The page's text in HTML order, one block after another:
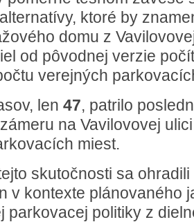
ktoré by
domu z
od pôvodnej verzie
verejných
len 47, patrilo
na Vavilovovej
miest.
skutočnosti sa
v kontexte plánovaného
parkovacej politiky z